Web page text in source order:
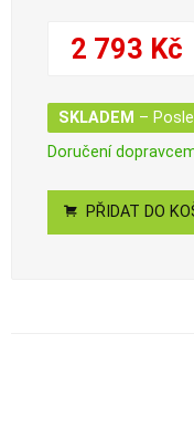
2 793 Kč
SKLADEM –
Doručení
PŘIDAT DO